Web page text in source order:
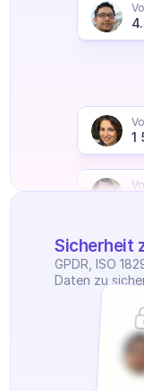
1
Sicherheit
GPDR, ISO
Daten zu